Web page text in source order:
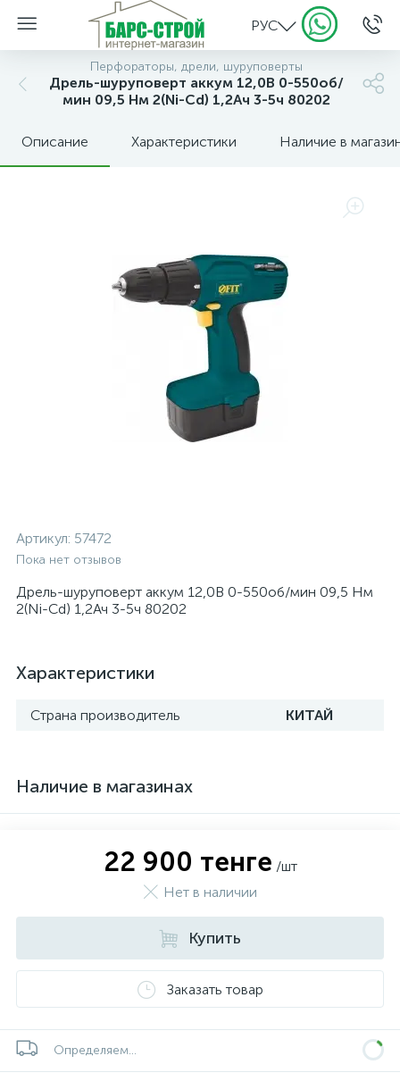
РУС
Перфораторы, дрели, шуруповерты
Дрель-шуруповерт аккум 12,0В 0-550об/
мин 09,5 Нм 2(Ni-Cd) 1,2Ач 3-5ч 80202
Описание Характеристики Наличие в
Артикул: 57472
Пока нет отзывов
Дрель-шуруповерт аккум 12,0В 0-550об/мин 09,5 Нм
2(Ni-Cd) 1,2Ач 3-5ч 80202
Характеристики
Страна производитель КИТАЙ
Наличие в магазинах
22 900 тенге /шт
Нет в наличии
Купить
Заказать товар
Определяем...